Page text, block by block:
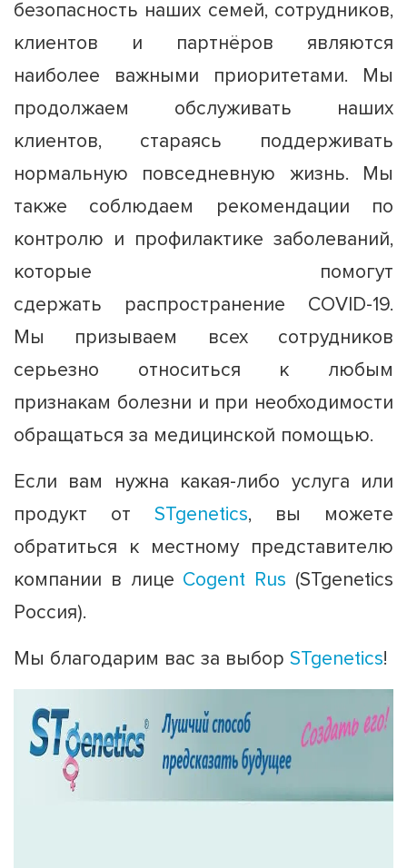
безопасность наших семей, сотрудников,
клиентов и партнёров являются
наиболее важными приоритетами. Мы
продолжаем обслуживать наших
клиентов, стараясь поддерживать
нормальную повседневную жизнь. Мы
также соблюдаем рекомендации по
контролю и профилактике заболеваний,
которые помогут
сдержать распространение COVID-19.
Мы призываем всех сотрудников
серьезно относиться к любым
признакам болезни и при необходимости
обращаться за медицинской помощью.
Если вам нужна какая-либо услуга или
продукт от STgenetics, вы можете
обратиться к местному представителю
компании в лице Cogent Rus (STgenetics
Россия).
Мы благодарим вас за выбор STgenetics!